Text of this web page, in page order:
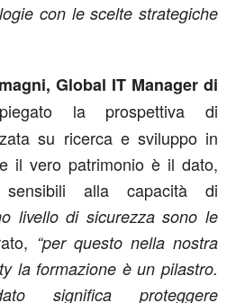
con le scelte strategiche
Global IT Manager di
la prospettiva di
su ricerca e sviluppo in
il vero patrimonio è il dato,
sensibili alla capacità di
livello di sicurezza sono le
“per questo nella nostra
la formazione è un pilastro.
significa proteggere